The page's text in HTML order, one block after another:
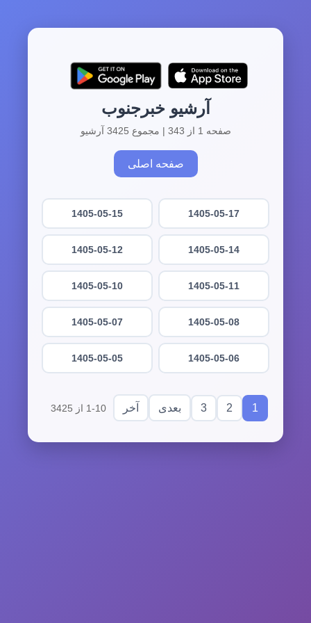
آرشیو خبرجنوب
صفحه 1 از 343 | مجموع 3425 آرشیو
صفحه اصلی
1405-05-17
1405-05-15
1405-05-14
1405-05-12
1405-05-11
1405-05-10
1405-05-08
1405-05-07
1405-05-06
1405-05-05
1
2
3 بعدی آخر 1-10 از 3425